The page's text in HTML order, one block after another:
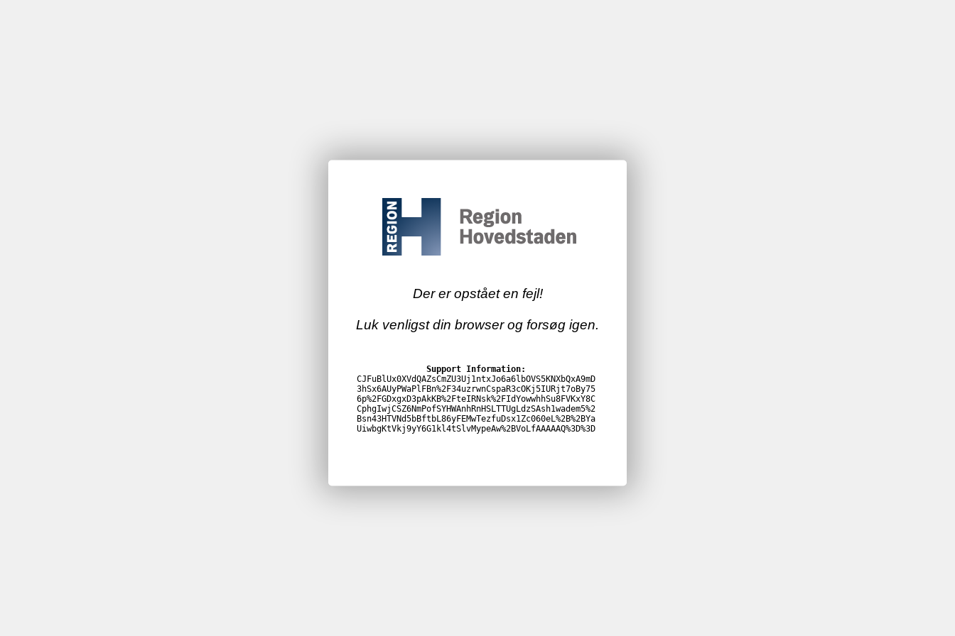
Der er opstået en fejl!
Luk venligst din browser og forsøg igen.
Support Information:
CJFuBlUx0XVdQAZsCmZU3Uj1ntxJo6a6lbOVS5KNXbQxA9mD
3hSx6AUyPWaPlFBn%2F34uzrwnCspaR3cOKj5IURjt7oBy75
6p%2FGDxgxD3pAkKB%2FteIRNsk%2FIdYowwhhSu8FVKxY8C
CphgIwjCSZ6NmPofSYHWAnhRnHSLTTUgLdzSAsh1wadem5%2
Bsn43HTVNd5bBftbL86yFEMwTezfuDsx1Zc060eL%2B%2BYa
UiwbgKtVkj9yY6G1kl4tSlvMypeAw%2BVoLfAAAAAQ%3D%3D